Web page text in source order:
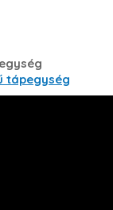
tápegység